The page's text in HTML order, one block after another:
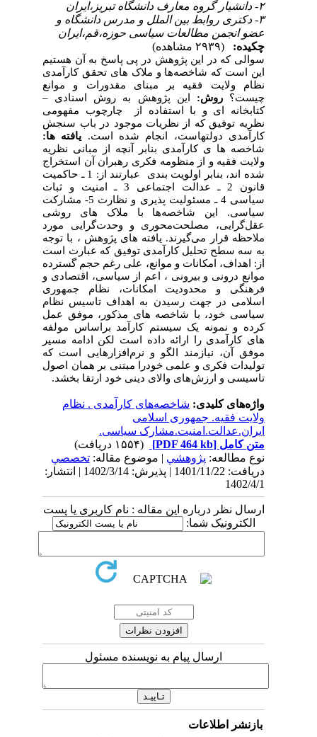
۳- دکتری روابط بین الملل و مدرس دانشگاه و
عضو انجمن مطالعات سیاسی حوزه،قم،ایران
چکیده:
سوالی که در این پژوهش در پی پاسخ به آن هستیم
این است که شاخصه‌ها و ملاک های تحقق کارآمدی
نظام ولایت فقیه بر مبنای مقدورات و موانع
چیست؟روش:این پژوهش به روش اسنادی–
کتابخانه ای و با استفاده از چارچوب مفهومی
نظریه توفیق که از نظریات موجود در باب سنجش
کارآمدی دولتهاست، انجام شده است.یافته ها:
شاخصه ها ی کارآمدی بنابر آنچه از مبانی نظریه
ولایت فقیه و از منظومهفکری رهبران آن استخراج
شده اند، بنابر اولویت بندی عبارتند از: 1 ـ حاکمیت
قانون 2 ـ عدالت اجتماعی 3 ـ امنیت و ثبات
سیاسی 4 ـ مسئولیت پذیری و نظارت
5 - مشارکت
سیاسی. این شاخصه‌ها با ملاک های روشی
عقل‌گرایی، مصلحت‌محوری و وحدت‌گرایی مورد
ملاحظه قرار می‌گیرند. یافته های پژوهش ، با توجه
به سه سطح تحلیل کارآمدی توفیق که عبارت است
از: اهداف، امکانات و موانع، علی رغم حجم گسترده
موانع درونی و بیرونی ، اعم از سیاسی، اقتصادی و
فرهنگی و محدودیت امکانات، نظام جمهوری
اسلامی در جهت رسیدن به اهداف تاسیس نظام
سیاسی خود،با شاخصه های مذکور، موفق عمل
کرده و نمونه یک سیستم کارآمد براساس مولفه
های کارآمدی را ارائه داده است لکن ادامه مسیر
موفق آن، نیازمند الگو و نرم‌افزارهایی است که
تولیدات فکری و علمی خودرا مبتنی بر همان اصول
تاسیسی و ارزش‌های والای دینی خود ارتقا بخشد.
واژه‌های کلیدی:شاخصه‌های کارآمدی . نظام
ولایت فقیه. جمهوری اسلامی
ایران.عدالت.امنیت.مشارک سیاسی.
متن کامل[PDF 464 kb]
نوع مطالعه:پژوهشي| موضوع مقاله:تخصصي
دریافت: 1401/11/22 | پذیرش: 1402/3/14 | انتشار:
1402/4/1
ارسال نظر درباره این مقاله : نام کاربری یا پست
الکترونیک شما:
ارسال پیام به نویسنده مسئول
بازنشر اطلاعات